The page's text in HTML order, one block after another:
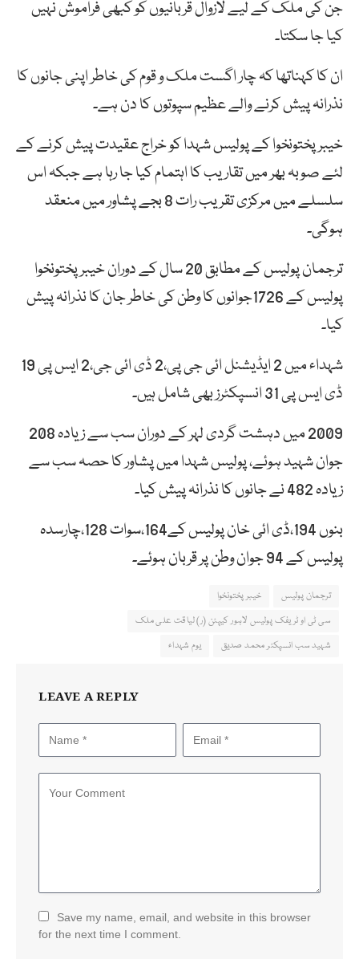
جن کی ملک کے لیے لازوال قربانیوں کو کبھی فراموش نہیں
کیا جا سکتا۔
ان کا کہناتھا کہ چار اگست ملک و قوم کی خاطر اپنی جانوں کا
نذرانہ پیش کرنے والے عظیم سپوتوں کا دن ہے۔
خیبرپختونخوا کے پولیس شہدا کو خراج عقیدت پیش کرنے کے
لئے صوبہ بھر میں تقاریب کا اہتمام کیا جا رہا ہے جبکہ اس
سلسلے میں مرکزی تقریب رات 8 بجے پشاور میں منعقد
ہوگی۔
ترجمان پولیس کے مطابق 20 سال کے دوران خیبرپختونخوا
پولیس کے 1726جوانوں کا وطن کی خاطر جان کا نذرانہ پیش
کیا۔
شہداء میں 2 ایڈیشنل ائی جی پی،2 ڈی ائی جی،2 ایس پی 19
ڈی ایس پی 31 انسپکٹرز بھی شامل ہیں۔
2009 میں دہشت گردی لہر کے دوران سب سے زیادہ 208
جوان شہید ہوئے، پولیس شہدا میں پشاور کا حصہ سب سے
زیادہ 482 نے جانوں کا نذرانہ پیش کیا۔
بنوں 194،ڈی ائی خان پولیس کے164،سوات 128،چارسدہ
پولیس کے 94 جوان وطن پر قربان ہوئے۔
ترجمان پولیس
خیبرپختونخوا
سی ٹی او ٹریفک پولیس لاہور کیپٹن (ر) لیاقت علی ملک
شہید سب انسپکٹر محمد صدیق
یوم شہداء
LEAVE A REPLY
Save my name, email, and website in this browser
for the next time I comment.